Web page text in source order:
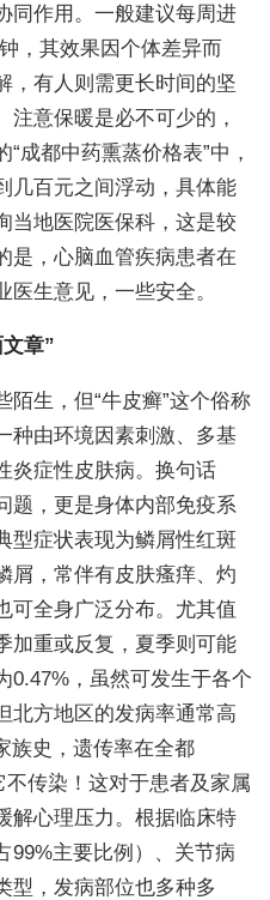
同作用。一般建议每周进
，其效果因个体差异而
，有人则需更长时间的坚
意保暖是必不可少的，
成都中药熏蒸价格表”中，
几百元之间浮动，具体能
当地医院医保科，这是较
是，心脑血管疾病患者在
生意见，一些安全。
章”
生，但“牛皮癣”这个俗称
种由环境因素刺激、多基
炎症性皮肤病。换句话
题，更是身体内部免疫系
型症状表现为鳞屑性红斑
屑，常伴有皮肤瘙痒、灼
可全身广泛分布。尤其值
加重或反复，夏季则可能
0.47%，虽然可发生于各个
北方地区的发病率通常高
族史，遗传率在全都
传染！这对于患者及家属
解心理压力。根据临床特
99%主要比例）、关节病
型，发病部位也多种多